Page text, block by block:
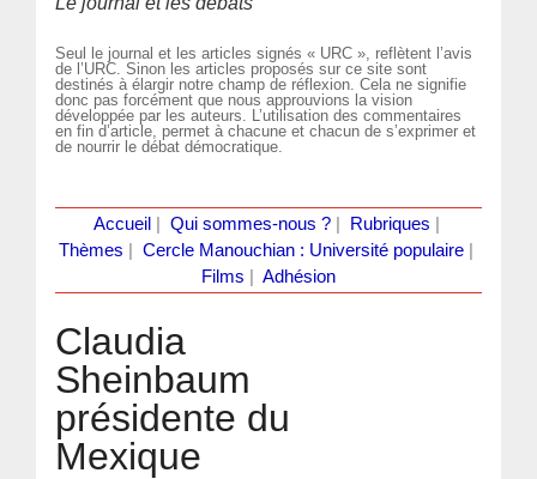
Seul le journal et les articles signés « URC », reflètent l’avis
de l’URC. Sinon les articles proposés sur ce site sont
destinés à élargir notre champ de réflexion. Cela ne signifie
donc pas forcément que nous approuvions la vision
développée par les auteurs. L’utilisation des commentaires
en fin d’article, permet à chacune et chacun de s’exprimer et
de nourrir le débat démocratique.
Accueil Qui sommes-nous ?| Rubriques
Thèmes
Cercle Manouchian : Université populaire
Films
Adhésion
Claudia
Sheinbaum
présidente du
Mexique